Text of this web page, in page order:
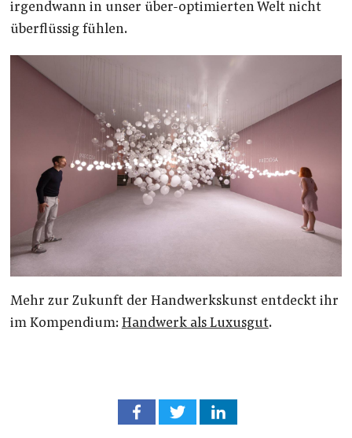
irgendwann in unser über-optimierten Welt nicht
überflüssig fühlen.
Mehr zur Zukunft der Handwerkskunst entdeckt ihr
im Kompendium: Handwerk als Luxusgut.